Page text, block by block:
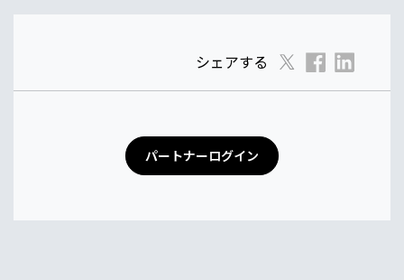
シェアする
パートナーログイン